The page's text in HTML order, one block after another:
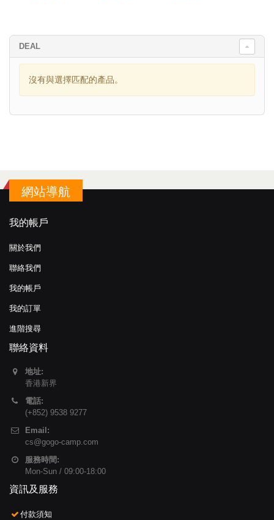
DEAL
沒有與選擇匹配的產品。
網站導航
我的帳戶
關於我們
聯絡我們
我的帳戶
我的訂單
進階搜尋
聯絡資料
地址:
香港新界
電話:
(+852) 9538 9277
Email:
cs@gogo-camp.com
服務時間:
Mon-Sun / 09:00-18:00
資訊及服務
付款須知